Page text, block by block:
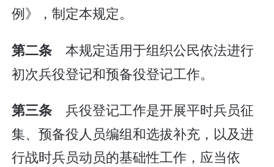
例》，制定本规定。
第二条本规定适用于组织公民依法进行
初次兵役登记和预备役登记工作。
第三条兵役登记工作是开展平时兵员征
集、预备役人员编组和选拔补充，以及进
行战时兵员动员的基础性工作，应当依